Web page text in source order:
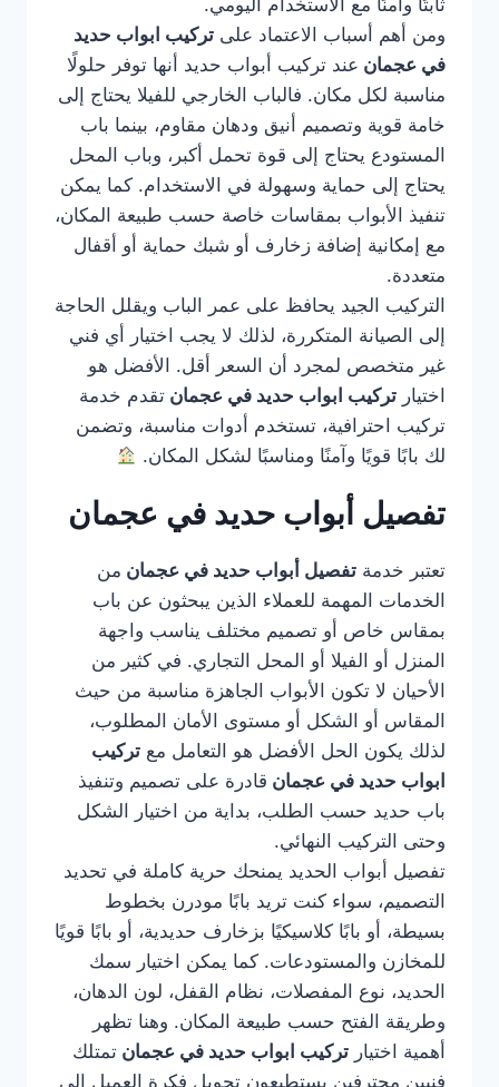
ثابتًا وآمنًا مع الاستخدام اليومي.
ومن أهم أسباب الاعتماد على تركيب ابواب حديد
في عجمان عند تركيب أبواب حديد أنها توفر حلولًا
مناسبة لكل مكان. فالباب الخارجي للفيلا يحتاج إلى
خامة قوية وتصميم أنيق ودهان مقاوم، بينما باب
المستودع يحتاج إلى قوة تحمل أكبر، وباب المحل
يحتاج إلى حماية وسهولة في الاستخدام. كما يمكن
تنفيذ الأبواب بمقاسات خاصة حسب طبيعة المكان،
مع إمكانية إضافة زخارف أو شبك حماية أو أقفال
متعددة.
التركيب الجيد يحافظ على عمر الباب ويقلل الحاجة
إلى الصيانة المتكررة، لذلك لا يجب اختيار أي فني
غير متخصص لمجرد أن السعر أقل. الأفضل هو
اختيار تركيب ابواب حديد في عجمان تقدم خدمة
تركيب احترافية، تستخدم أدوات مناسبة، وتضمن
لك بابًا قويًا وآمنًا ومناسبًا لشكل المكان.
تفصيل أبواب حديد في عجمان
تعتبر خدمة تفصيل أبواب حديد في عجمان من
الخدمات المهمة للعملاء الذين يبحثون عن باب
بمقاس خاص أو تصميم مختلف يناسب واجهة
المنزل أو الفيلا أو المحل التجاري. في كثير من
الأحيان لا تكون الأبواب الجاهزة مناسبة من حيث
المقاس أو الشكل أو مستوى الأمان المطلوب،
لذلك يكون الحل الأفضل هو التعامل مع تركيب
ابواب حديد في عجمان قادرة على تصميم وتنفيذ
باب حديد حسب الطلب، بداية من اختيار الشكل
وحتى التركيب النهائي.
تفصيل أبواب الحديد يمنحك حرية كاملة في تحديد
التصميم، سواء كنت تريد بابًا مودرن بخطوط
بسيطة، أو بابًا كلاسيكيًا بزخارف حديدية، أو بابًا قويًا
للمخازن والمستودعات. كما يمكن اختيار سمك
الحديد، نوع المفصلات، نظام القفل، لون الدهان،
وطريقة الفتح حسب طبيعة المكان. وهنا تظهر
أهمية اختيار تركيب ابواب حديد في عجمان تمتلك
فنيين محترفين يستطيعون تحويل فكرة العميل إلى